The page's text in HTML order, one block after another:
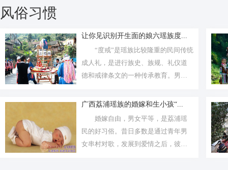
风俗习惯
让你见识别开生面的娘六瑶族度...
“度戒”是瑶族比较隆重的民间传统
成人礼，是进行族史、族规、礼仪道
德和戒律条文的一种传承教育。男子
广西荔浦瑶族的婚嫁和生小孩“...
婚嫁自由，男女平等，是荔浦瑶
民的好习俗。昔日多数是通过青年男
女串村对歌，发展到爱情之后，彼此